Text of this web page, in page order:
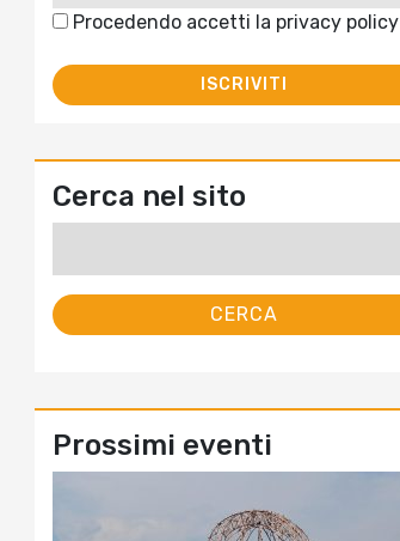
Procedendo accetti la privacy policy
Cerca nel sito
Prossimi eventi